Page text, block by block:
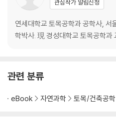
CHAPTER 06 곡선적합
6.2 직선적합
6.3 선형함수 적합
6.6 비선형방정식의 선형화
CHAPTER 07 고유값 문제
관심작가 알림신청
연세대학교 토목공학과 공학사, 서
학박사. 現 경성대학교 토목공학과
관련 분류
eBook 자연과학 토목/건축공학